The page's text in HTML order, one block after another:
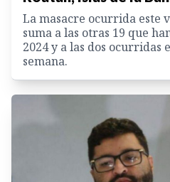
La masacre ocurrida este
suma a las otras 19 que
2024 y a las dos ocurridas
semana.